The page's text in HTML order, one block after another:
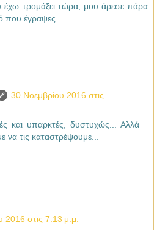
τρομάξει τώρα, μου άρεσε πάρα
έγραψες.
30 Νοεμβρίου 2016 στις
και υπαρκτές, δυστυχώς... Αλλά
να τις καταστρέψουμε...
2016 στις 7:13 μ.μ.